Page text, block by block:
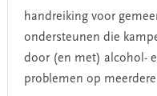
handreiking voor
ondersteunen die
door (en met) alcohol-
problemen op